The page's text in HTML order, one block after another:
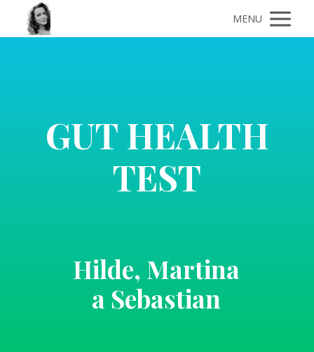
MENU
GUT HEALTH
TEST
Hilde, Martina
a Sebastian